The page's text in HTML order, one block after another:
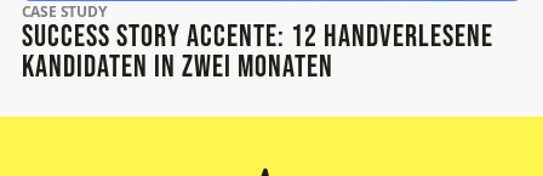
CASE STUDY
Success Story Accente: 12 handverlesene
Kandidaten in zwei Monaten